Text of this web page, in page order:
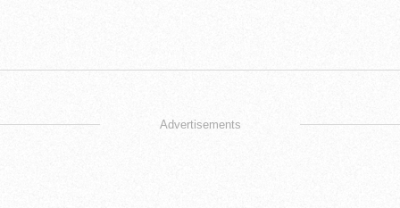
Advertisements